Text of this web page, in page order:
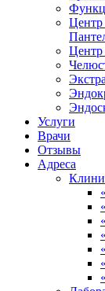
Центр
Услуги
Врачи
Отзывы
Адреса